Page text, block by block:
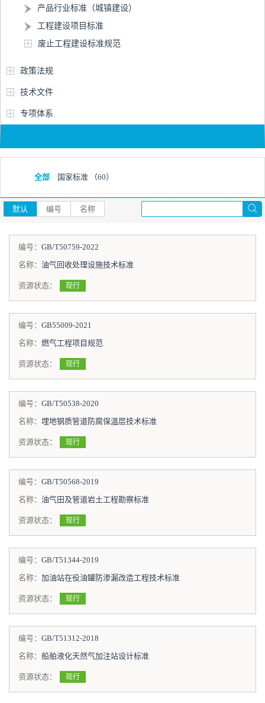
产品行业标准（城镇建设）
工程建设项目标准
废止工程建设标准规范
政策法规
技术文件
专项体系
全部 国家标准 （60）
默认 编号 名称
编号： GB/T50759-2022
名称： 油气回收处理设施技术标准
资源状态： 现行
编号： GB55009-2021
名称： 燃气工程项目规范
资源状态： 现行
编号： GB/T50538-2020
名称： 埋地钢质管道防腐保温层技术标准
资源状态： 现行
编号： GB/T50568-2019
名称： 油气田及管道岩土工程勘察标准
资源状态： 现行
编号： GB/T51344-2019
名称： 加油站在役油罐防渗漏改造工程技术标准
资源状态： 现行
编号： GB/T51312-2018
名称： 船舶液化天然气加注站设计标准
资源状态： 现行